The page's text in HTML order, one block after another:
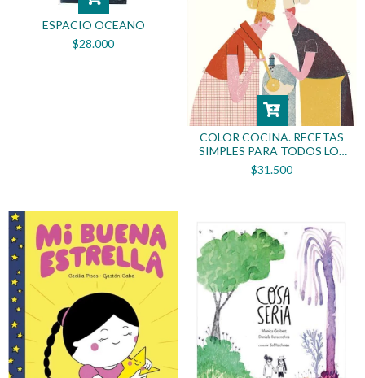
ESPACIO OCEANO
$28.000
COLOR COCINA. RECETAS
SIMPLES PARA TODOS LOS
DÍAS
$31.500